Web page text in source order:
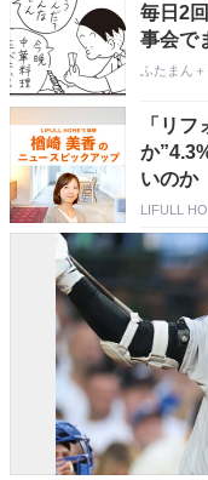
毎日2
事会で
ふたまん＋
「リ
か
いのか
LIFULL